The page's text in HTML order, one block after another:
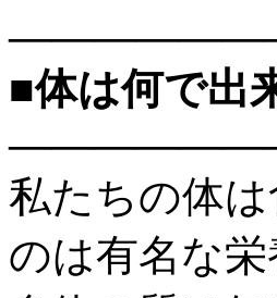
■体は何で出
私たちの体
のは有名な